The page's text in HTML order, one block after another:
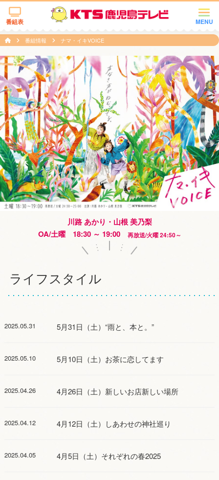
MENU
番組表
番組情報 ナマ・イキVOICE
川路 あかり・山根 美乃梨
OA/土曜 18:30 ～ 19:00
再放送/火曜 24:50～
ライフスタイル
2025.05.31 5月31日（土）“雨と、本と。”
2025.05.10 5月10日（土）お茶に恋してます
2025.04.26 4月26日（土）新しいお店新しい場所
2025.04.12 4月12日（土）しあわせの神社巡り
2025.04.05 4月5日（土）それぞれの春2025